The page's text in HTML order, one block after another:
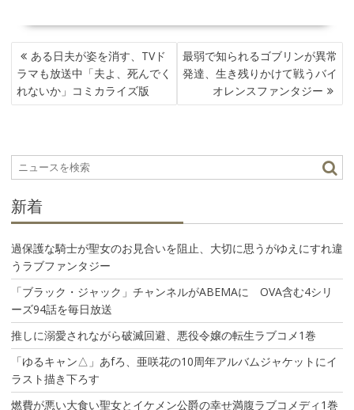
投
稿
ナ
ビ
シ
ョ
ある日夫が姿を消す、TVド
ラマも放送中「夫よ、死んでく
れないか」コミカライズ版
最弱で知られるゴブリンが異常
発達、生き残りかけて戦うバイ
オレンスファンタジー
新着
過保護な騎士が聖女のお見合いを阻止、大切に思うがゆえにすれ違
うラブファンタジー
「ブラック・ジャック」チャンネルがABEMAに OVA含む4シリ
ーズ94話を毎日放送
推しに溺愛されながら破滅回避、悪役令嬢の転生ラブコメ1巻
「ゆるキャン△」あfろ、亜咲花の10周年アルバムジャケットにイ
ラスト描き下ろす
燃費が悪い大食い聖女とイケメン公爵の幸せ満腹ラブコメディ1巻